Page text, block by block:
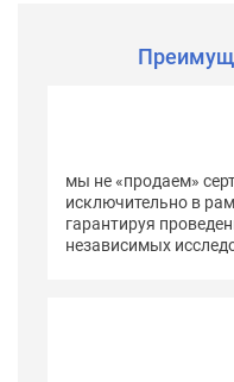
мы не «продаем»
исключительно в
гарантируя
независимых